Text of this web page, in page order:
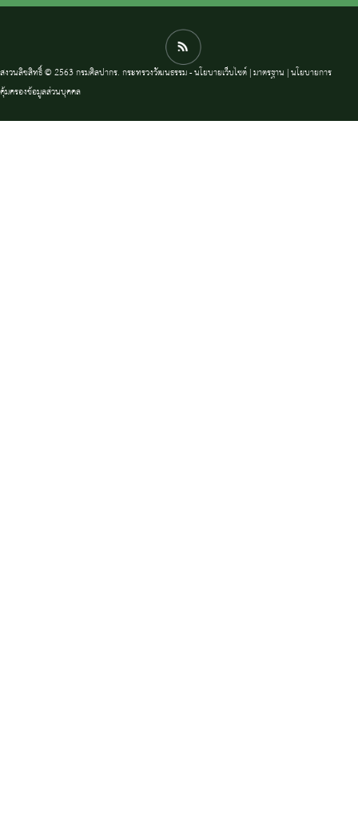
สงวนลิขสิทธิ์ © 2563 กรมศิลปากร. กระทรวงวัฒนธรรม -นโยบายเว็บไซต์|มาตรฐาน |นโยบายการ
คุ้มครองข้อมูลส่วนบุคคล